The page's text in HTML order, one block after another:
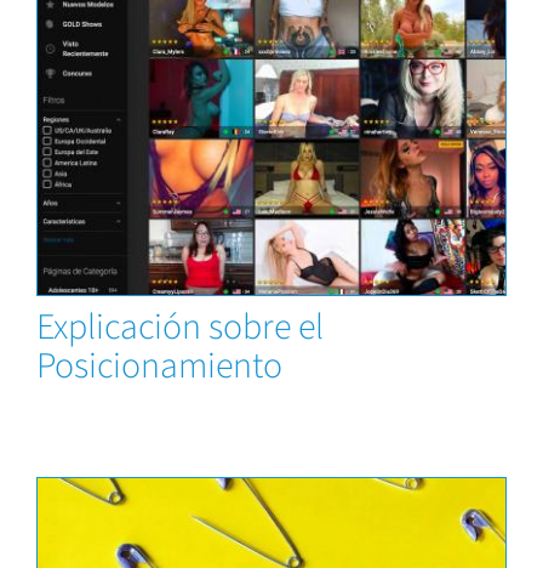
News
Explicación sobre el
Posicionamiento